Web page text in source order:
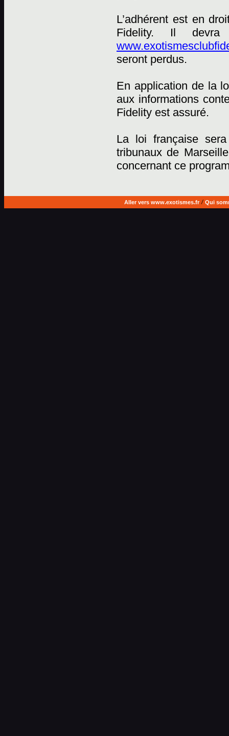
L’adhérent est en
Fidelity. Il
seront perdus.
En application de la
aux informations
Fidelity est assuré.
La loi française
tribunaux de
concernant ce
Aller vers www.exotismes.fr/ Qui